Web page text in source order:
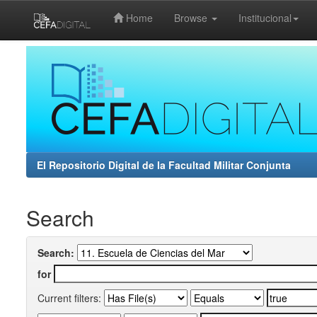
Home Browse Institucional
El Repositorio Digital de la Facultad Militar Conjunta
Search
Search:
for
Current filters: